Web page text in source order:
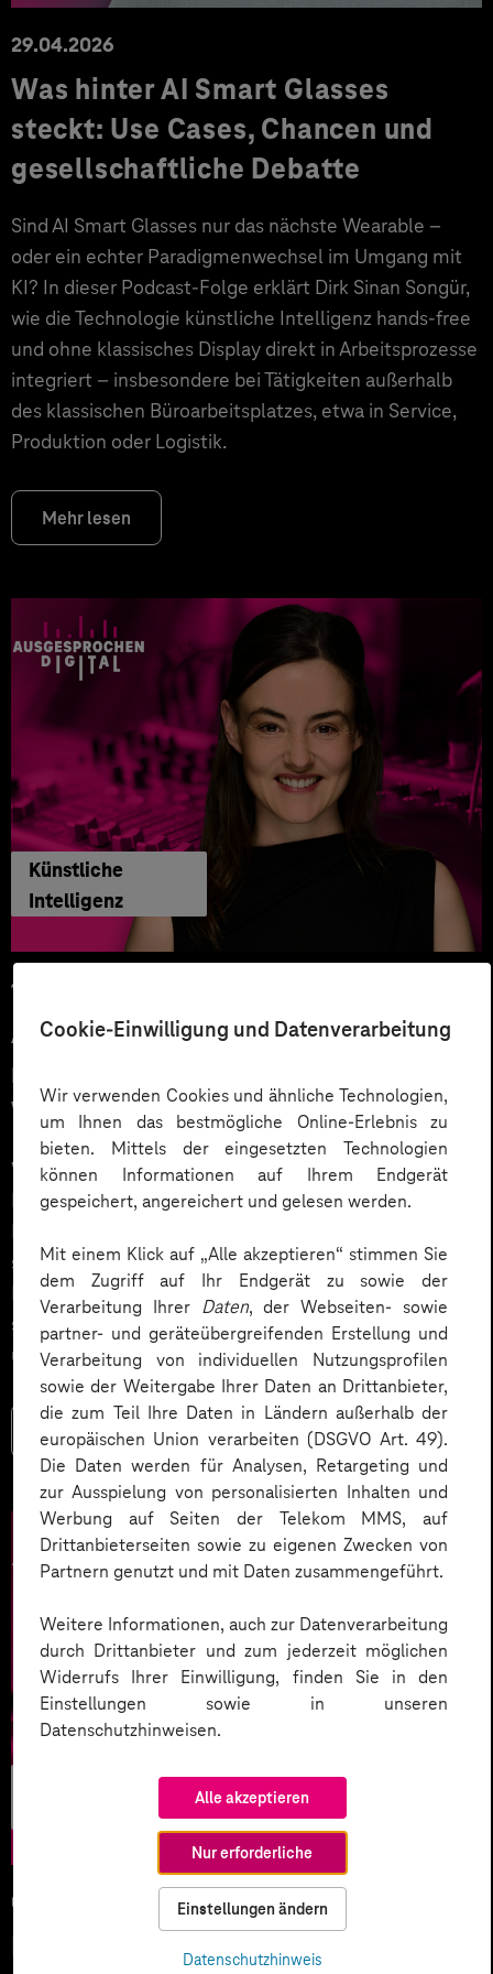
Cookie-Einwilligung und Datenverarbeitung
Wir verwenden Cookies und ähnliche Technologien,
um Ihnen das bestmögliche Online-Erlebnis zu
bieten. Mittels der eingesetzten Technologien
können Informationen auf Ihrem Endgerät
gespeichert, angereichert und gelesen werden.
Mit einem Klick auf „Alle akzeptieren“ stimmen Sie
dem Zugriff auf Ihr Endgerät zu sowie der
Verarbeitung Ihrer Daten, der Webseiten- sowie
partner- und geräteübergreifenden Erstellung und
Verarbeitung von individuellen Nutzungsprofilen
sowie der Weitergabe Ihrer Daten an Drittanbieter,
die zum Teil Ihre Daten in Ländern außerhalb der
europäischen Union verarbeiten (DSGVO Art. 49).
Die Daten werden für Analysen, Retargeting und
zur Ausspielung von personalisierten Inhalten und
Werbung auf Seiten der Telekom MMS, auf
Drittanbieterseiten sowie zu eigenen Zwecken von
Partnern genutzt und mit Daten zusammengeführt.
Weitere Informationen, auch zur Datenverarbeitung
durch Drittanbieter und zum jederzeit möglichen
Widerrufs Ihrer Einwilligung, finden Sie in den
Einstellungen sowie in unseren
Datenschutzhinweisen.
Alle akzeptieren
Nur erforderliche
Einstellungen ändern
Datenschutzhinweis
29.04.2026
Was hinter AI Smart Glasses
steckt: Use Cases, Chancen und
gesellschaftliche Debatte
Sind AI Smart Glasses nur das nächste Wearable –
oder ein echter Paradigmenwechsel im Umgang mit
KI? In dieser Podcast-Folge erklärt Dirk Sinan Songür,
wie die Technologie künstliche Intelligenz hands-free
und ohne klassisches Display direkt in Arbeitsprozesse
integriert – insbesondere bei Tätigkeiten außerhalb
des klassischen Büroarbeitsplatzes, etwa in Service,
Produktion oder Logistik.
Mehr lesen
Künstliche
Intelligenz
12.03.2026
Automatisiert gedacht,
menschlich gewünscht: Die
Wahrheit über KI im Kundendialog
Wie gelingt Conversational AI wirklich – jenseits von
Hype und „Magic Button“? Im Podcast erklärt Dr.
Laura Dreessen, warum erfolgreiche KI‑Dialogsysteme
strategische Beratung, gutes UX‑Design, klare
Prozesse und realistische Erwartungen brauchen. Ein
spannender Blick auf das Zusammenspiel von Mensch
und KI.
Mehr lesen
05.02.2026
KI-Wettlauf 2026: Innovationen,